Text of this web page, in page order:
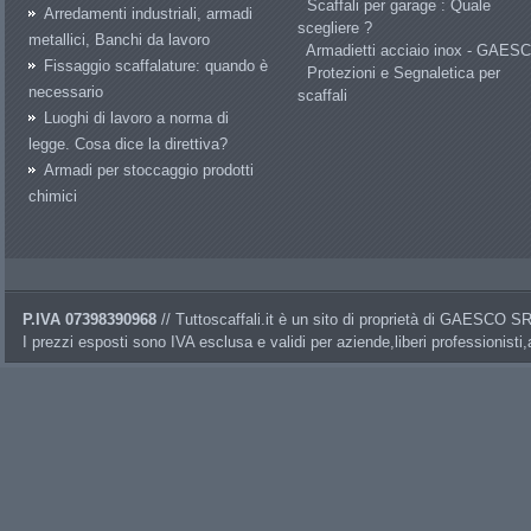
Arredamenti industriali, armadi
metallici, Banchi da lavoro
Fissaggio scaffalature: quando è
necessario
Luoghi di lavoro a norma di
legge. Cosa dice la direttiva?
Armadi per stoccaggio prodotti
chimici
Scaffali per garage : Quale
scegliere ?
Armadietti acciaio inox -
Protezioni e Segnaletica per
scaffali
P.IVA 07398390968 // Tuttoscaffali.it è un sito di proprietà di GAESCO
I prezzi esposti sono IVA esclusa e validi per aziende,liberi